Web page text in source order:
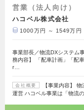
営業（法人向け）
ハコベル株式会社
1000万円 ～ 1549万円
事業部長／物流DXシステム
務内容】 「配車計画」「配
r…
会社概要
【事業内容】
運営 ハコベル事業は「物流